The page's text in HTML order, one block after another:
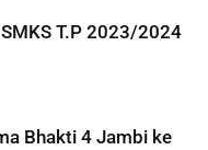
T.P 2023/2024
Bhakti 4 Jambi ke